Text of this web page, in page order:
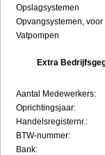
Opslagsystemen
Opvangsystemen,
Vatpompen
Extra
Aantal Medewerkers:
Oprichtingsjaar:
Handelsregisternr.:
BTW-nummer:
Bank: